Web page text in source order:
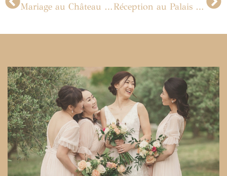
Mariage au Château de Raray dans l’Oise Réception au Palais Namaskar à Marrakech, Maroc